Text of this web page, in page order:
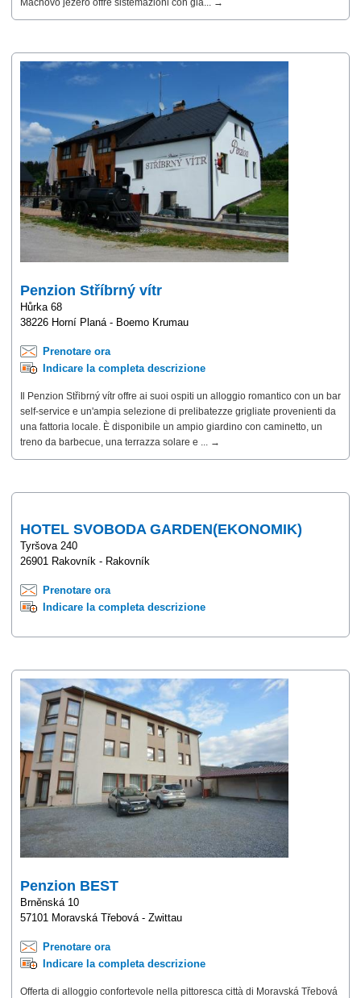
Máchovo jezero offre sistemazioni con gia... →
Penzion Stříbrný vítr
Hůrka 68
38226 Horní Planá - Boemo Krumau
Prenotare ora
Indicare la completa descrizione
Il Penzion Střibrný vítr offre ai suoi ospiti un alloggio romantico con un bar
self-service e un'ampia selezione di prelibatezze grigliate provenienti da
una fattoria locale. È disponibile un ampio giardino con caminetto, un
treno da barbecue, una terrazza solare e ... →
HOTEL SVOBODA GARDEN(EKONOMIK)
Tyršova 240
26901 Rakovník - Rakovník
Prenotare ora
Indicare la completa descrizione
Penzion BEST
Brněnská 10
57101 Moravská Třebová - Zwittau
Prenotare ora
Indicare la completa descrizione
Offerta di alloggio confortevole nella pittoresca città di Moravská Třebová